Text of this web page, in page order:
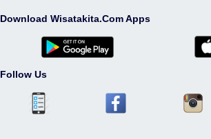
Download Wisatakita.Com Apps
Follow Us